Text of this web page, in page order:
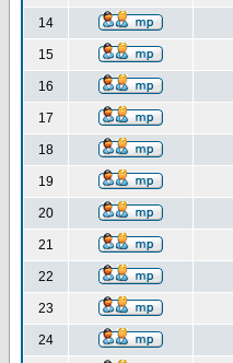
14
15
16
17
18
19
20
21
22
23
24